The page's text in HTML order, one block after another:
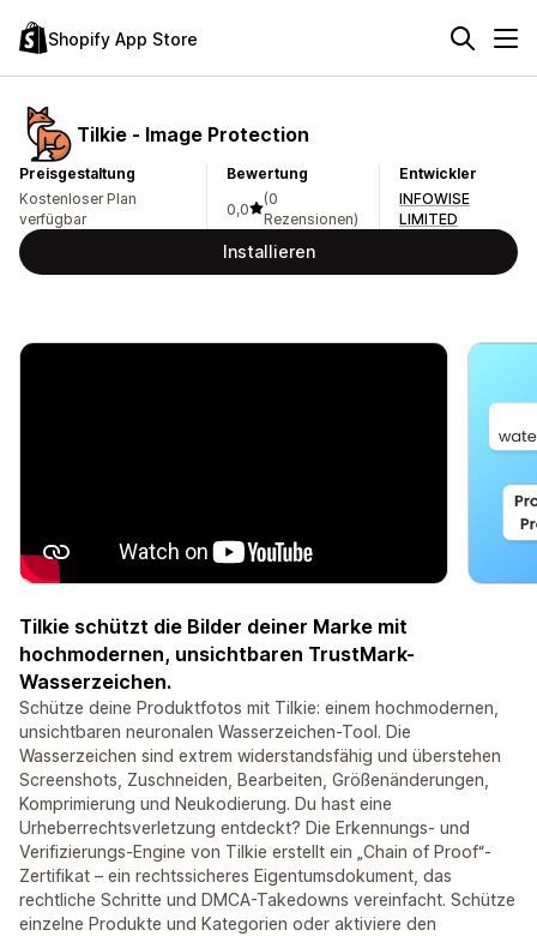
Shopify App Store
Tilkie ‑ Image Protection
Preisgestaltung
Kostenloser Plan
verfügbar
Bewertung
0,0
(0
Rezensionen)
Entwickler
INFOWISE
LIMITED
Installieren
Tilkie schützt die Bilder deiner Marke mit
hochmodernen, unsichtbaren TrustMark-
Wasserzeichen.
Schütze deine Produktfotos mit Tilkie: einem hochmodernen,
unsichtbaren neuronalen Wasserzeichen-Tool. Die
Wasserzeichen sind extrem widerstandsfähig und überstehen
Screenshots, Zuschneiden, Bearbeiten, Größenänderungen,
Komprimierung und Neukodierung. Du hast eine
Urheberrechtsverletzung entdeckt? Die Erkennungs- und
Verifizierungs-Engine von Tilkie erstellt ein „Chain of Proof“-
Zertifikat – ein rechtssicheres Eigentumsdokument, das
rechtliche Schritte und DMCA-Takedowns vereinfacht. Schütze
einzelne Produkte und Kategorien oder aktiviere den